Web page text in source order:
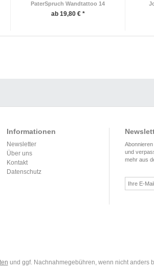
PaterSpruch Wandtattoo 14
ab 19,80 € *
Informationen
Newsletter
Über uns
Kontakt
Datenschutz
und
mehr aus
und ggf. Nachnahmegebühren, wenn nicht anders